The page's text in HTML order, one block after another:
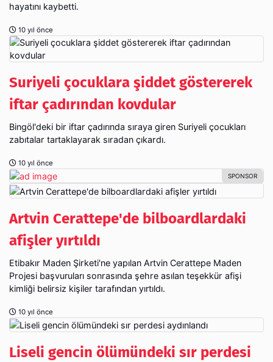
hayatını kaybetti.
10 yıl önce
Suriyeli çocuklara şiddet göstererek
iftar çadırından kovdular
Bingöl'deki bir iftar çadırında sıraya giren Suriyeli çocukları
zabıtalar tartaklayarak sıradan çıkardı.
10 yıl önce
Artvin Cerattepe'de bilboardlardaki
afişler yırtıldı
Etibakır Maden Şirketi'ne yapılan Artvin Cerattepe Maden
Projesi başvuruları sonrasında şehre asılan teşekkür afişi
kimliği belirsiz kişiler tarafından yırtıldı.
10 yıl önce
Liseli gencin ölümündeki sır perdesi